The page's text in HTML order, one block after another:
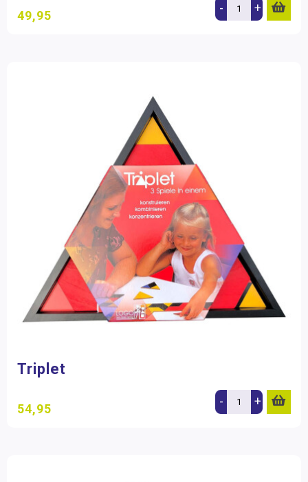
49,95 - +
Triplet
54,95 - +